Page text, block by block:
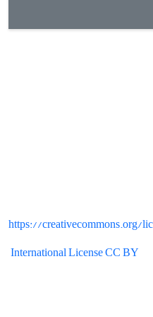
https://creativecommons.org/
International License CC BY